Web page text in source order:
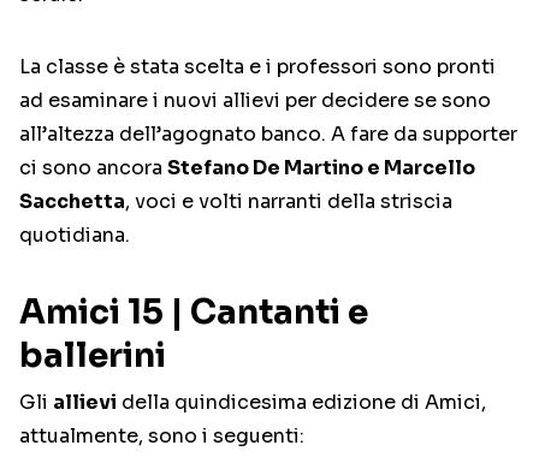
La classe è stata scelta e i professori sono pronti
ad esaminare i nuovi allievi per decidere se sono
all’altezza dell’agognato banco. A fare da supporter
ci sono ancora Stefano De Martino e Marcello
Sacchetta, voci e volti narranti della striscia
quotidiana.
Amici 15 | Cantanti e
ballerini
Gli allievi della quindicesima edizione di Amici,
attualmente, sono i seguenti: